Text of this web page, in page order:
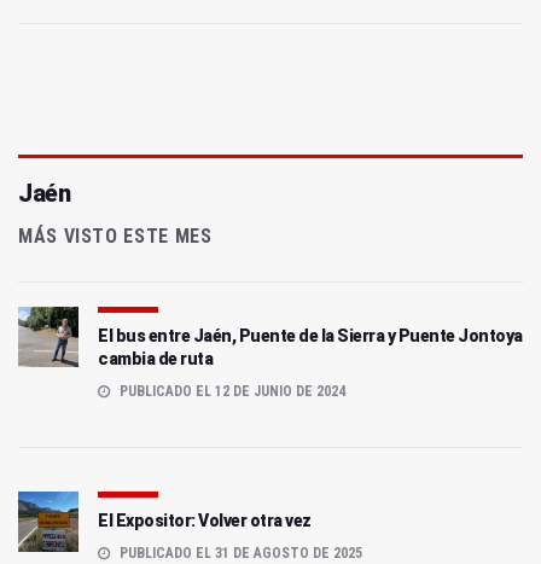
Jaén
MÁS VISTO ESTE MES
El bus entre Jaén, Puente de la Sierra y Puente Jontoya
cambia de ruta
PUBLICADO EL 12 DE JUNIO DE 2024
El Expositor: Volver otra vez
PUBLICADO EL 31 DE AGOSTO DE 2025